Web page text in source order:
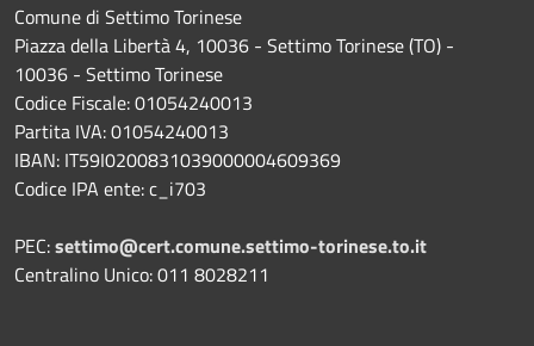
Comune di Settimo Torinese
Piazza della Libertà 4, 10036 - Settimo Torinese (TO) -
10036 - Settimo Torinese
Codice Fiscale: 01054240013
Partita IVA: 01054240013
IBAN: IT59I0200831039000004609369
Codice IPA ente: c_i703
PEC:settimo@cert.comune.settimo-torinese.to.it
Centralino Unico: 011 8028211